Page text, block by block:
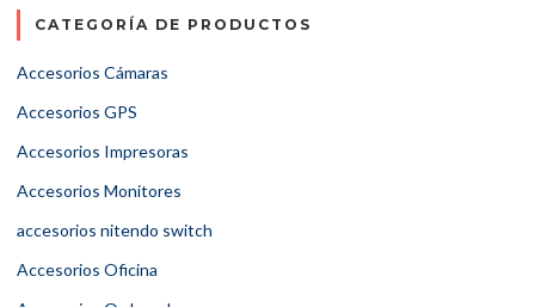
CATEGORÍA DE PRODUCTOS
Accesorios Cámaras
Accesorios GPS
Accesorios Impresoras
Accesorios Monitores
accesorios nitendo switch
Accesorios Oficina